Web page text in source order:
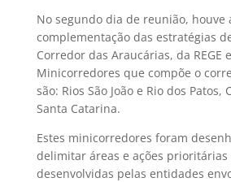
No segundo dia de reunião, houve
complementação das estratégias
Corredor das Araucárias, da REGE
Minicorredores que compõe o
são: Rios São João e Rio dos Patos,
Santa Catarina.
Estes minicorredores foram
delimitar áreas e ações prioritárias
desenvolvidas pelas entidades